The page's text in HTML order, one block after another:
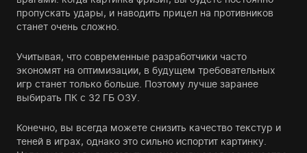
пропускать удары, и наводить прицел на противников
станет очень сложно.
Учитывая, что современные разработчики часто
экономят на оптимизации, в будущем требовательных
игр станет только больше. Поэтому лучше заранее
выбирать ПК с 32 ГБ ОЗУ.
Конечно, вы всегда можете снизить качество текстур и
теней в играх, однако это сильно испортит картинку.